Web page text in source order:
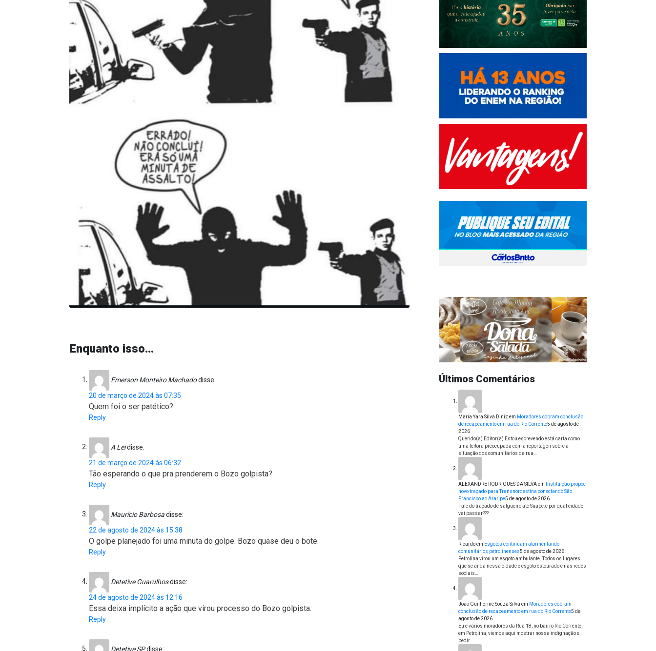
Enquanto isso…
Emerson Monteiro Machadodisse:
20 de março de 2024 às 07:35
Quem foi o ser patético?
Reply
A Leidisse:
21 de março de 2024 às 06:32
Tão esperando o que pra prenderem o Bozo golpista?
Reply
Maurício Barbosadisse:
22 de agosto de 2024 às 15:38
O golpe planejado foi uma minuta do golpe. Bozo quase deu o bote.
Reply
Detetive Guarulhosdisse:
24 de agosto de 2024 às 12:16
Essa deixa implícito a ação que virou processo do Bozo golpista.
Reply
Detetive SPdisse:
Últimos Comentários
Maria Yara Silva Diniz em Moradores cobram conclusão
de recapeamento em rua do Rio Corrente5 de agosto de
2026
Querido(a) Editor(a) Estou escrevendo está carta como
uma leitora preocupada com a reportagen sobre a
situação dos comunitários da rua…
ALEXANDRE RODRIGUES DA SILVAem
Instituição propõe
novo traçado para Transnordestina conectando São
Francisco ao Araripe5 de agosto de 2026
Fale do traçado de salgueiro até Suape.e por qual cidade
vai passar???
Ricardoem Esgotos continuam atormentando
comunitários petrolinenses5 de agosto de 2026
Petrolina virou um esgoto ambulante. Todos os lugares
que se anda nessa cidade é esgoto estourado e nas redes
sociais…
João Guilherme Souza Silva em Moradores cobram
conclusão de recapeamento em rua do Rio Corrente5 de
agosto de 2026
Eu e vários moradores da Rua 18, no bairro Rio Corrente,
em Petrolina, viemos aqui mostrar nossa indignação e
pedir…